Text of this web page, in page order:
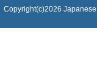
Copyright(c)2026